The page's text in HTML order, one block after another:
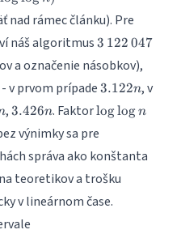
\cdots +
{\sqrt n}
= n +
n(\frac{1}
{2} +
\frac{1}
{3} +
{5} +
\cdots +
\frac{1}
{\sqrt n})
nad rámec článku). Pre
náš algoritmus3\,122\,047
3 122 047
a označenie násobkov),
- v prvom prípade 3.122n
3.122n, v
, 3.426n
3.426n. Faktor\log
\log
n
loglogn
výnimky sa pre
správa ako konštanta
teoretikov a trošku
v lineárnom čase.